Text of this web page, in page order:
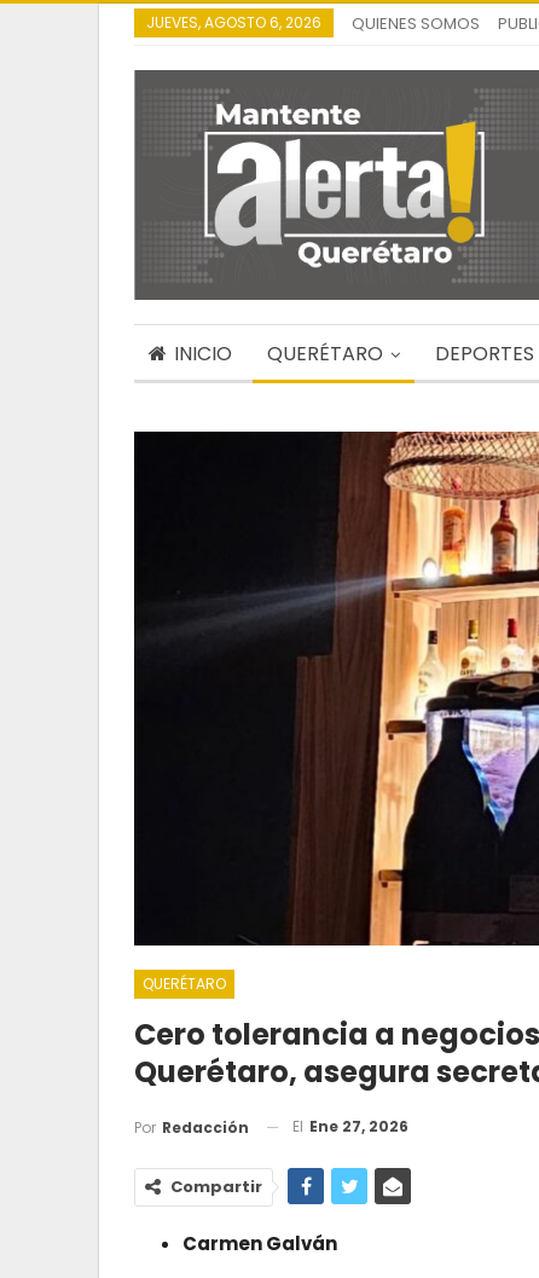
JUEVES, AGOSTO 6, 2026 QUIENES SOMOS
INICIO QUERÉTARO DEPORTES
QUERÉTARO
Cero tolerancia a
Querétaro, asegura
Por Redacción El Ene 27, 2026
Compartir
Carmen Galván